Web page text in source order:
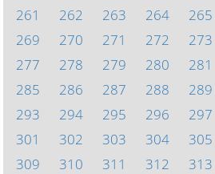
261
262 263 264 265
269
270 271 272 273
277
278 279 280 281
285
286 287 288 289
293
294 295 296 297
301
302 303 304 305
309
310 311 312 313